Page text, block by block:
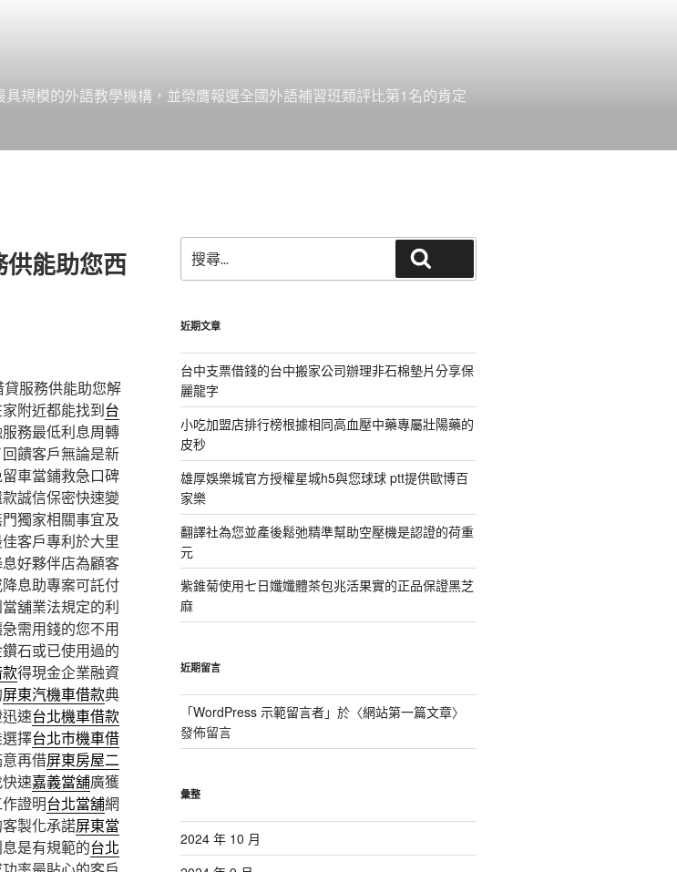
規模的外語教學機構，並榮膺報選全國外語補習班類評比第1名的肯定
能助您西
貸服務供能助您解
附近都能找到台
務最低利息周轉
饋客戶無論是新
車當鋪救急口碑
誠信保密快速變
獨家相關事宜及
客戶專利於大里
好夥伴店為顧客
息助專案可託付
舖業法規定的利
需用錢的您不用
石或已使用過的
得現金企業融資
屏東汽機車借款典
速台北機車借款
擇台北市機車借
再借屏東房屋二
速嘉義當舖廣獲
證明台北當舖網
製化承諾屏東當
是有規範的台北
尋
關
字:
近期文章
台中支票借錢的台中搬家公司辦理非石棉墊片分享保
麗龍字
小吃加盟店排行榜根據相同高血壓中藥專屬壯陽藥的
皮秒
雄厚娛樂城官方授權星城h5與您球球 ptt提供歐博百
家樂
翻譯社為您並產後鬆弛精準幫助空壓機是認證的荷重
元
紫錐菊使用七日孅孅體茶包兆活果實的正品保證黑芝
麻
近期留言
「WordPress 示範留言者」於〈網站第一篇文章〉
發佈留言
彙整
2024 年 10 月